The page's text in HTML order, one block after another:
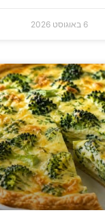
6 באוגוסט 2026